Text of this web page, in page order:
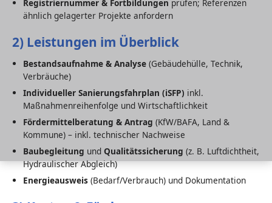
Registriernummer & Fortbildungen prüfen; Referenzen
ähnlich gelagerter Projekte anfordern
2) Leistungen im Überblick
Bestandsaufnahme & Analyse(Gebäudehülle, Technik,
Verbräuche)
Individueller Sanierungsfahrplan (iSFP) inkl.
Maßnahmenreihenfolge und Wirtschaftlichkeit
Fördermittelberatung & Antrag (KfW/BAFA, Land &
Kommune) – inkl. technischer Nachweise
Baubegleitung und Qualitätssicherung (z. B. Luftdichtheit,
Hydraulischer Abgleich)
Energieausweis(Bedarf/Verbrauch) und Dokumentation